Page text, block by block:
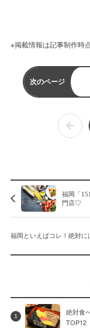
※掲載情報は記事制作時
次のページ
福岡「
門店♡
福岡といえばコレ！絶対
1
絶対食
TOP12